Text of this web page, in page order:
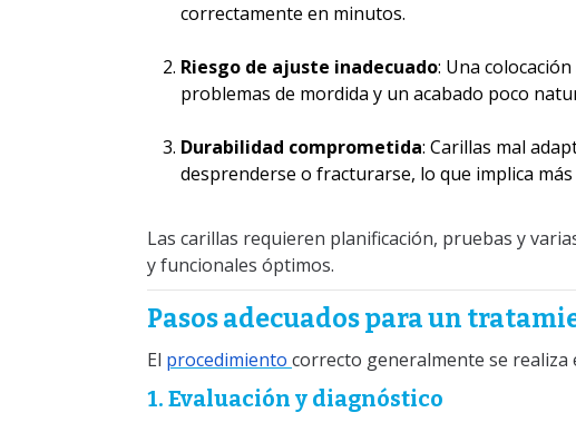
correctamente en minutos.
Riesgo de ajuste inadecuado: Una
problemas de mordida y un acabado poco
Durabilidad comprometida: Carillas mal
desprenderse o fracturarse, lo que implica
Las carillas requieren planificación, pruebas y
y funcionales óptimos.
Pasos adecuados para un
El procedimiento correcto generalmente se realiza
1. Evaluación y diagnóstico